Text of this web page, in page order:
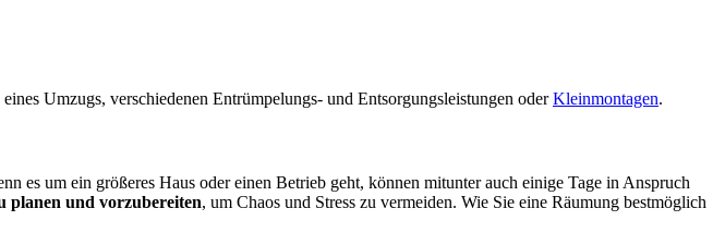
Umzugs, verschiedenen Entrümpelungs- und Entsorgungsleistungen oderKleinmontagen.
es um ein größeres Haus oder einen Betrieb geht, können mitunter auch einige Tage in Anspruch
planen und vorzubereiten, um Chaos und Stress zu vermeiden. Wie Sie eine Räumung bestmöglich